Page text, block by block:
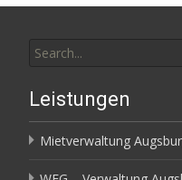
for:
Leistungen
Mietverwaltung